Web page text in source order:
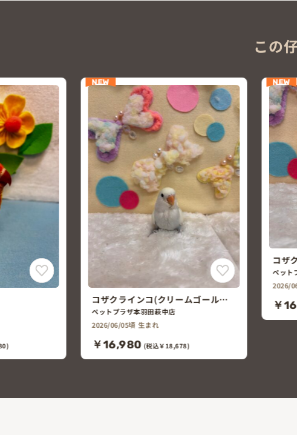
この
NEW
コザクラインコ(クリームルチノー)
ペットプラザ本羽田萩中店
2026/06/05頃 生まれ
￥16,980 (税込￥18,678)
NEW
コザ
ペッ